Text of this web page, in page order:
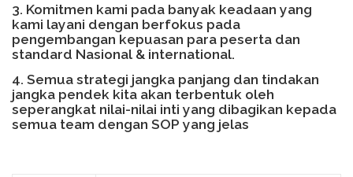
3. Komitmen kami pada banyak keadaan yang
kami layani dengan berfokus pada
pengembangan kepuasan para peserta dan
standard Nasional & international.
4. Semua strategi jangka panjang dan tindakan
jangka pendek kita akan terbentuk oleh
seperangkat nilai-nilai inti yang dibagikan kepada
semua team dengan SOP yang jelas